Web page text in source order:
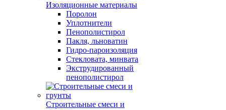
Изоляционные материалы
Поролон
Уплотнители
Пенополистирол
Пакля, льноватин
Гидро-пароизоляция
Стекловата, минвата
Экструдированный
пенополистирол
Строительные смеси и